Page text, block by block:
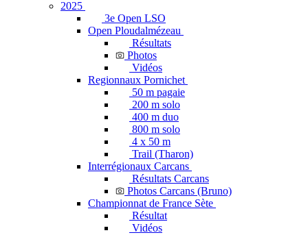
2025
3e Open LSO
Open Ploudalmézeau
Résultats
Photos
Vidéos
Regionnaux Pornichet
50 m pagaie
200 m solo
400 m duo
800 m solo
4 x 50 m
Trail (Tharon)
Interrégionaux Carcans
Résultats Carcans
Photos Carcans (Bruno)
Championnat de France Sète
Résultat
Vidéos